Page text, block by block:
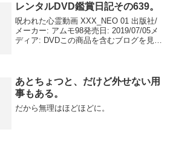
レンタルDVD鑑賞日記その639。
呪われた心霊動画 XXX_NEO 01 出版社/
メーカー: アムモ98発売日: 2019/07/05メ
ディア: DVDこの商品を含むブログを見
あとちょつと、だけど外せない用
事もある。
だから無理はほどほどに。